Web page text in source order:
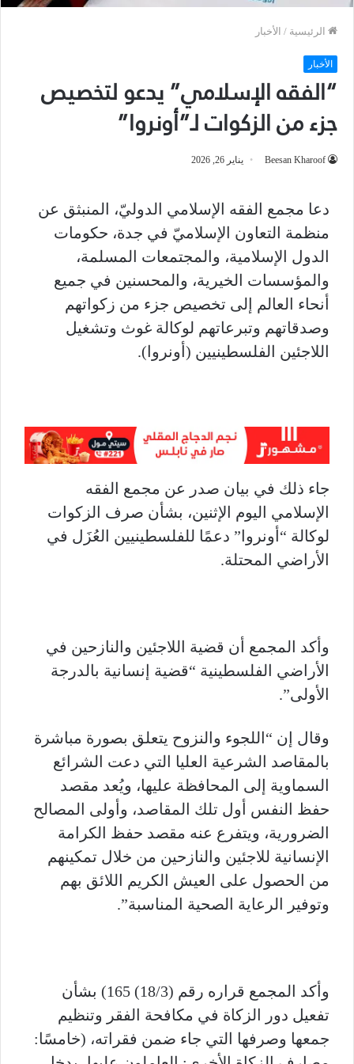
الرئيسية / الأخبار
الأخبار
“الفقه الإسلامي” يدعو لتخصيص
جزء من الزكوات لـ”أونروا”
Beesan Kharoof يناير 26, 2026
دعا مجمع الفقه الإسلامي الدوليّ، المنبثق عن
منظمة التعاون الإسلاميّ في جدة، حكومات
الدول الإسلامية، والمجتمعات المسلمة،
والمؤسسات الخيرية، والمحسنين في جميع
أنحاء العالم إلى تخصيص جزء من زكواتهم
وصدقاتهم وتبرعاتهم لوكالة غوث وتشغيل
اللاجئين الفلسطينيين (أونروا).
جاء ذلك في بيان صدر عن مجمع الفقه
الإسلامي اليوم الإثنين، بشأن صرف الزكوات
لوكالة “أونروا” دعمًا للفلسطينيين العُزَل في
الأراضي المحتلة.
وأكد المجمع أن قضية اللاجئين والنازحين في
الأراضي الفلسطينية “قضية إنسانية بالدرجة
الأولى”.
وقال إن “اللجوء والنزوح يتعلق بصورة مباشرة
بالمقاصد الشرعية العليا التي دعت الشرائع
السماوية إلى المحافظة عليها، ويُعد مقصد
حفظ النفس أول تلك المقاصد، وأولى المصالح
الضرورية، ويتفرع عنه مقصد حفظ الكرامة
الإنسانية للاجئين والنازحين من خلال تمكينهم
من الحصول على العيش الكريم اللائق بهم
وتوفير الرعاية الصحية المناسبة”.
وأكد المجمع قراره رقم (18/3) 165) بشأن
تفعيل دور الزكاة في مكافحة الفقر وتنظيم
جمعها وصرفها التي جاء ضمن فقراته، (خامسًا: